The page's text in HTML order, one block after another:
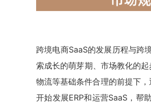
跨境电商SaaS的发展历程与跨
索成长的萌芽期、市场教化的
物流等基础条件合理的前提下
开始发展ERP和运营SaaS，帮